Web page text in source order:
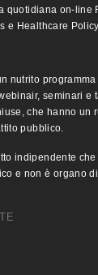
quotidiana on-line
e Healthcare
nutrito
seminari e
che hanno un
pubblico.
indipendente
e non è organo